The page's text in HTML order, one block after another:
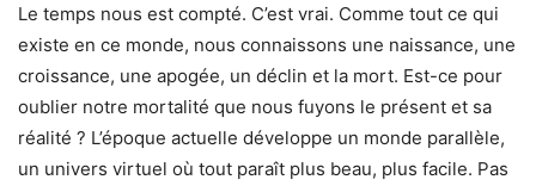
Le temps nous est compté. C’est vrai. Comme tout ce qui
existe en ce monde, nous connaissons une naissance, une
croissance, une apogée, un déclin et la mort. Est-ce pour
oublier notre mortalité que nous fuyons le présent et sa
réalité ? L’époque actuelle développe un monde parallèle,
un univers virtuel où tout paraît plus beau, plus facile. Pas